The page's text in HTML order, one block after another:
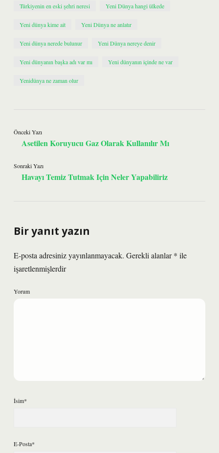
Türkiyenin en eski şehri neresi Yeni Dünya hangi ülkede
Yeni dünya kime ait Yeni Dünya ne anlatır
Yeni dünya nerede bulunur Yeni Dünya nereye denir
Yeni dünyanın başka adı var mı Yeni dünyanın içinde ne var
Yenidünya ne zaman olur
Önceki Yazı
Asetilen Koruyucu Gaz Olarak Kullanılır Mı
Sonraki Yazı
Havayı Temiz Tutmak Için Neler Yapabiliriz
Bir yanıt yazın
E-posta adresiniz yayınlanmayacak. Gerekli alanlar* ile
işaretlenmişlerdir
Yorum
İsim*
E-Posta*